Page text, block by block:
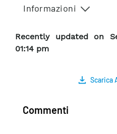
Informazioni
Recently updated on
01:14 pm
Scarica
Commenti